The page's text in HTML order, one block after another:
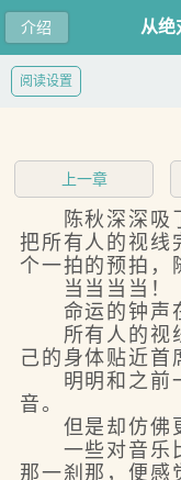
介绍 从绝
阅读设置
上一章
陈秋深深吸了
把所有人的视线
个一拍的预拍，
当当当当！
命运的钟声在
所有人的视线
己的身体贴近首
明明和之前一
音。
但是却仿佛更
一些对音乐比
那一刹那，便感